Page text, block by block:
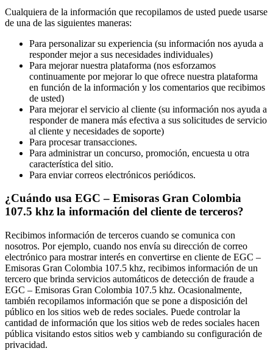
Cualquiera de la información que recopilamos de usted puede usarse
de una de las siguientes maneras:
Para personalizar su experiencia (su información nos ayuda a
responder mejor a sus necesidades individuales)
Para mejorar nuestra plataforma (nos esforzamos
continuamente por mejorar lo que ofrece nuestra plataforma
en función de la información y los comentarios que recibimos
de usted)
Para mejorar el servicio al cliente (su información nos ayuda a
responder de manera más efectiva a sus solicitudes de servicio
al cliente y necesidades de soporte)
Para procesar transacciones.
Para administrar un concurso, promoción, encuesta u otra
característica del sitio.
Para enviar correos electrónicos periódicos.
¿Cuándo usa EGC – Emisoras Gran Colombia
107.5 khz la información del cliente de terceros?
Recibimos información de terceros cuando se comunica con
nosotros. Por ejemplo, cuando nos envía su dirección de correo
electrónico para mostrar interés en convertirse en cliente de EGC –
Emisoras Gran Colombia 107.5 khz, recibimos información de un
tercero que brinda servicios automáticos de detección de fraude a
EGC – Emisoras Gran Colombia 107.5 khz. Ocasionalmente,
también recopilamos información que se pone a disposición del
público en los sitios web de redes sociales. Puede controlar la
cantidad de información que los sitios web de redes sociales hacen
pública visitando estos sitios web y cambiando su configuración de
privacidad.